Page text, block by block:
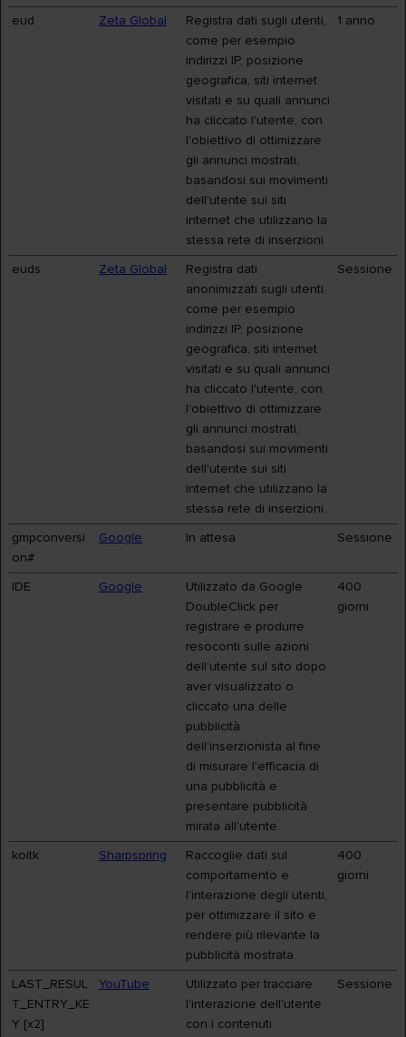
eud Zeta Global
Registra dati sugli utenti,
come per esempio
indirizzi IP, posizione
geografica, siti internet
visitati e su quali annunci
ha cliccato l'utente, con
l'obiettivo di ottimizzare
gli annunci mostrati,
basandosi sui movimenti
dell'utente sui siti
internet che utilizzano la
stessa rete di inserzioni.
1 anno
euds Zeta Global
Registra dati
anonimizzati sugli utenti,
come per esempio
indirizzi IP, posizione
geografica, siti internet
visitati e su quali annunci
ha cliccato l'utente, con
l'obiettivo di ottimizzare
gli annunci mostrati,
basandosi sui movimenti
dell'utente sui siti
internet che utilizzano la
stessa rete di inserzioni.
Sessione
gmpconversi
on#
Google In attesa Sessione
IDE Google
Utilizzato da Google
DoubleClick per
registrare e produrre
resoconti sulle azioni
dell'utente sul sito dopo
aver visualizzato o
cliccato una delle
pubblicità
dell'inserzionista al fine
di misurare l'efficacia di
una pubblicità e
presentare pubblicità
mirata all'utente.
400
giorni
koitk Sharpspring
Raccoglie dati sul
comportamento e
l'interazione degli utenti,
per ottimizzare il sito e
rendere più rilevante la
pubblicità mostrata.
400
giorni
LAST_RESUL
T_ENTRY_KE
Y [x2]
YouTube
Utilizzato per tracciare
l'interazione dell'utente
con i contenuti
Sessione